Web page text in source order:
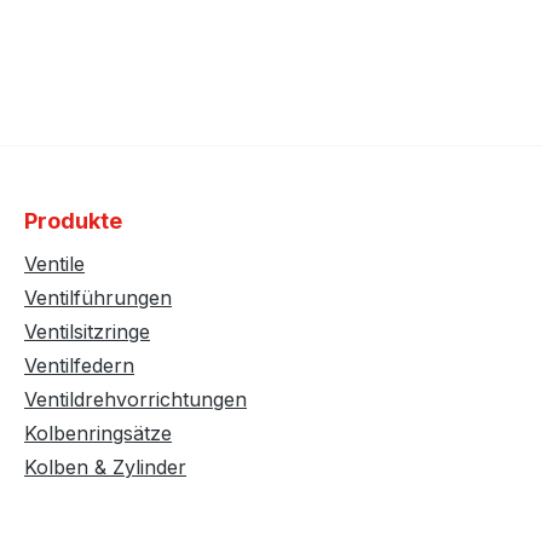
Produkte
Ventile
Ventilführungen
Ventilsitzringe
Ventilfedern
Ventildrehvorrichtungen
Kolbenringsätze
Kolben & Zylinder